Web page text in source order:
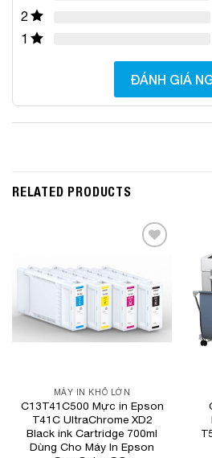
2
1
ĐÁNH GIÁ
RELATED PRODUCTS
MÁY IN KHỔ LỚN
C13T41C500 Mực in Epson
T41C UltraChrome XD2
Black ink Cartridge 700ml
Dùng Cho Máy In Epson